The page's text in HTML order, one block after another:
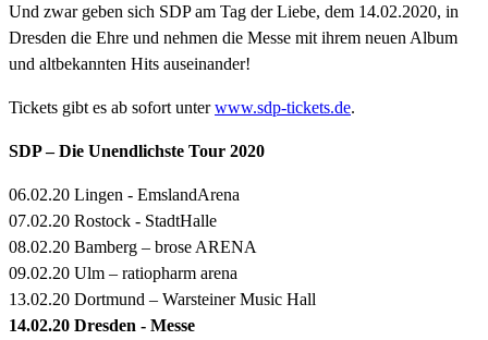
Und zwar geben sich SDP am Tag der Liebe, dem 14.02.2020, in
Dresden die Ehre und nehmen die Messe mit ihrem neuen Album
und altbekannten Hits auseinander!
Tickets gibt es ab sofort unterwww.sdp-tickets.de.
SDP – Die Unendlichste Tour 2020
06.02.20 Lingen - EmslandArena
07.02.20 Rostock - StadtHalle
08.02.20 Bamberg – brose ARENA
09.02.20 Ulm – ratiopharm arena
13.02.20 Dortmund – Warsteiner Music Hall
14.02.20 Dresden - Messe